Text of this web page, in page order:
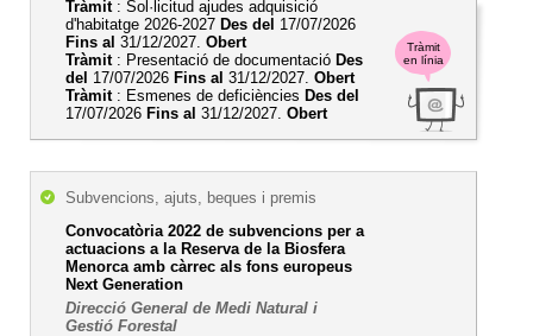
Tràmit
en línia
Tràmit: Sol·licitud ajudes adquisició
d'habitatge 2026-2027 Des del 17/07/2026
Fins al 31/12/2027. Obert
Tràmit: Presentació de documentació Des
del 17/07/2026 Fins al 31/12/2027. Obert
Tràmit: Esmenes de deficiències Des del
17/07/2026 Fins al 31/12/2027. Obert
Subvencions, ajuts, beques i premis
Convocatòria 2022 de subvencions per a
actuacions a la Reserva de la Biosfera
Menorca amb càrrec als fons europeus
Next Generation
Direcció General de Medi Natural i
Gestió Forestal